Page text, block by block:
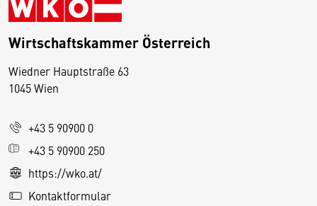
Wirtschaftskammer Österreich
Wiedner Hauptstraße 63
1045 Wien
+43 5 90900 0
+43 5 90900 250
https://wko.at/
Kontaktformular
D
s
e
S
e